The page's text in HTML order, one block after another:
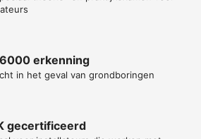
6000 erkenning
in het geval van grondboringen
gecertificeerd